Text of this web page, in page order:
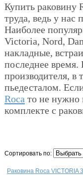
Купить раковину
труда, ведь у нас
Наиболее
Victoria, Nord,
накладные,
последнее время.
производителя, в
пьедесталом.
Roca то не нужно
комплекте с
Сортировать по:
Раковина Roca VICTORIA